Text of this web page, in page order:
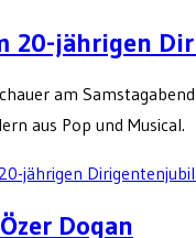
20-jährigen
am
aus Pop und Musical.
jährigen
Dogan